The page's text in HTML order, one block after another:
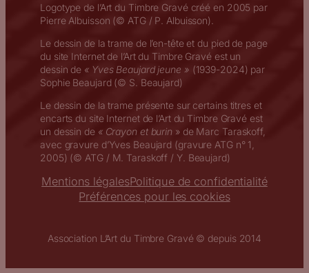
Logotype de l’Art du Timbre Gravé créé en 2005 par
Pierre Albuisson (© ATG / P. Albuisson).
Le dessin de la trame de l’en-tête et du pied de page
du site Internet de l’Art du Timbre Gravé est un
dessin de « Yves Beaujard jeune » (1939-2024) par
Sophie Beaujard (© S. Beaujard)
Le dessin de la trame présente sur certains titres et
encarts du site Internet de l’Art du Timbre Gravé est
un dessin de « Crayon et burin » de Marc Taraskoff,
avec gravure d’Yves Beaujard (gravure ATG n° 1,
2005) (© ATG / M. Taraskoff / Y. Beaujard)
Mentions légalesPolitique de confidentialité
Préférences pour les cookies
Association L’Art du Timbre Gravé © depuis 2014